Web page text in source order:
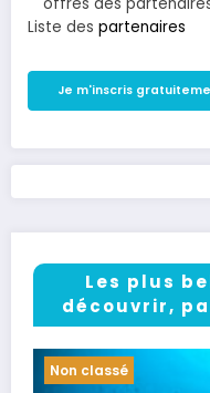
Liste des partenaires
Les plus
découvrir,
Non classé